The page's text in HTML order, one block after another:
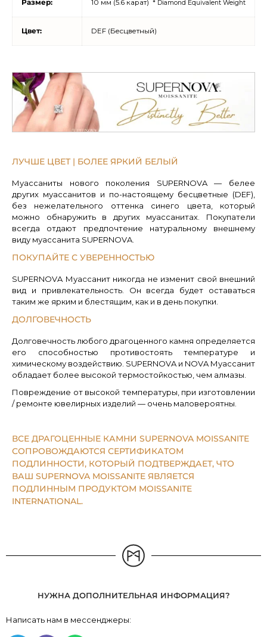
Размер: 10 мм (5.6 карат) * Diamond Equivalent Weight
Цвет: DEF (Бесцветный)
ЛУЧШЕ ЦВЕТ | БОЛЕЕ ЯРКИЙ БЕЛЫЙ
Муассаниты нового поколения SUPERNOVA — белее
других муассанитов и по-настоящему бесцветные (DEF),
без нежелательного оттенка синего цвета, который
можно обнаружить в других муассанитах. Покупатели
всегда отдают предпочтение натуральному внешнему
виду муассанита SUPERNOVA.
ПОКУПАЙТЕ С УВЕРЕННОСТЬЮ
SUPERNOVA Муассанит никогда не изменит свой внешний
вид и привлекательность. Он всегда будет оставаться
таким же ярким и блестящим, как и в день покупки.
ДОЛГОВЕЧНОСТЬ
Долговечность любого драгоценного камня определяется
его способностью противостоять температуре и
химическому воздействию. SUPERNOVA и NOVA Муассанит
обладает более высокой термостойкостью, чем алмазы.
Повреждение от высокой температуры, при изготовлении
/ ремонте ювелирных изделий — очень маловероятны.
ВСЕ ДРАГОЦЕННЫЕ КАМНИ SUPERNOVA MOISSANITE
СОПРОВОЖДАЮТСЯ СЕРТИФИКАТОМ
ПОДЛИННОСТИ, КОТОРЫЙ ПОДТВЕРЖДАЕТ, ЧТО
ВАШ SUPERNOVA MOISSANITE ЯВЛЯЕТСЯ
ПОДЛИННЫМ ПРОДУКТОМ MOISSANITE
INTERNATIONAL.
НУЖНА ДОПОЛНИТЕЛЬНАЯ ИНФОРМАЦИЯ?
Написать нам в мессенджеры: